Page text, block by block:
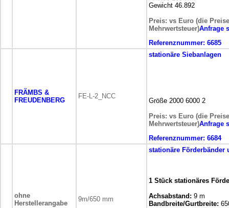
Gewicht 46.892
Preis: vs Euro (die
Mehrwertsteuer)Anfrage
Referenznummer: 6685
FRÄMBS &
FREUDENBERG
FE-L-2_NCC
stationäre Siebanlagen
Größe 2000 6000 2
Preis: vs Euro (die
Mehrwertsteuer)Anfrage
Referenznummer: 6684
ohne
Herstellerangabe
9m/650 mm
stationäre Förderbänder
1 Stück stationäres
Achsabstand: 9 m
Bandbreite/Gurtbreite: